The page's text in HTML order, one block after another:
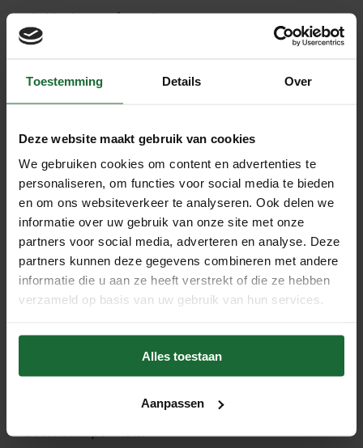
Toestemming Details Over
Deze website maakt gebruik van cookies
We gebruiken cookies om content en advertenties te
personaliseren, om functies voor social media te bieden
en om ons websiteverkeer te analyseren. Ook delen we
informatie over uw gebruik van onze site met onze
partners voor social media, adverteren en analyse. Deze
partners kunnen deze gegevens combineren met andere
informatie die u aan ze heeft verstrekt of die ze hebben
verzameld op basis van uw gebruik van hun services.
Alles toestaan
Aanpassen
- gladde deuren of panelen
Wanneer een wand veel structuur of oneffenheden bevat,
hechting worden verstoord en adviseren wij kurk op rol in
combinatie met contactlijm.
Praktisch, isolerend en decoratief
Kurk heeft van nature licht isolerende en geluiddempende
eigenschappen. Hierdoor draagt zelfklevende kurk bij aan:
- meer comfort in de ruimte
- een warmere uitstraling
- lichte geluidsdemping
Daarnaast geeft het natuurlijke materiaal een rustige en
sfeervolle look, waardoor het ook populair is voor
Specificaties zelfklevende kurkrollen
- Dikte: 6 mm en 8 mm
- Bestelbaar: per meter